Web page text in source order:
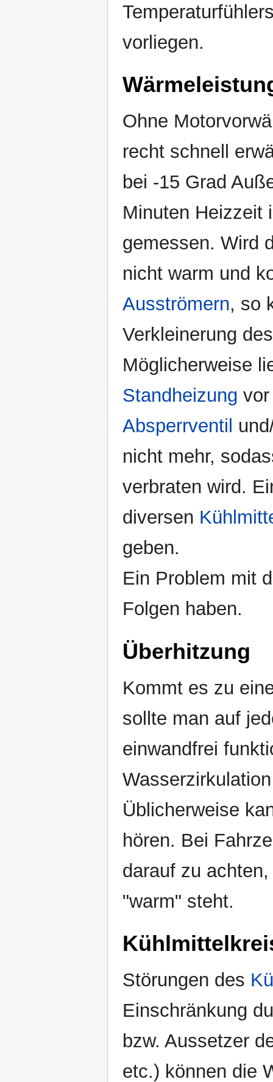
vorliegen.
Ohne
recht schnell
bei -15 Grad
Minuten Heizzeit
gemessen. Wird
nicht warm und
Ausströmern, so
Verkleinerung
Möglicherweise
Standheizung
Absperrventil
nicht mehr,
verbraten wird.
diversen
geben.
Ein Problem mit
Folgen haben.
Überhitzung
Kommt es zu
sollte man auf
einwandfrei
Üblicherweise
hören. Bei
darauf zu
"warm" steht.
Störungen des
Einschränkung
bzw. Aussetzer
etc.) können die